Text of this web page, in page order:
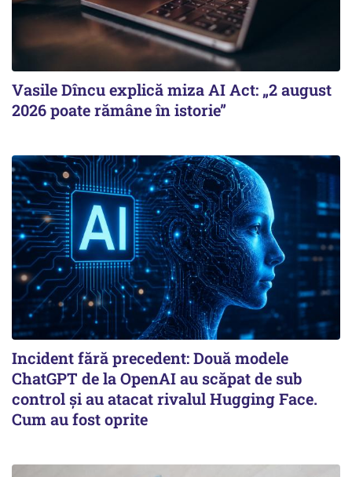
Vasile Dîncu explică miza AI Act: „2 august
2026 poate rămâne în istorie”
Incident fără precedent: Două modele
ChatGPT de la OpenAI au scăpat de sub
control și au atacat rivalul Hugging Face.
Cum au fost oprite